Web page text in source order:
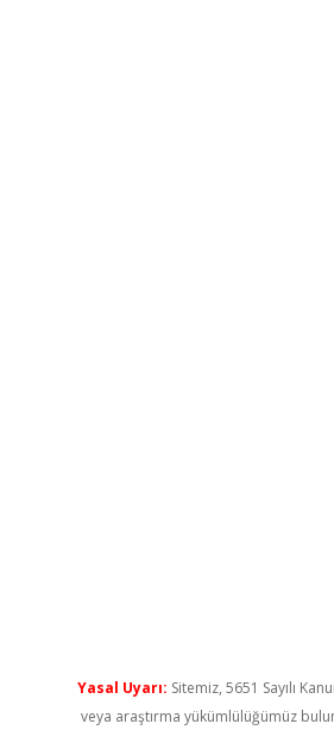
Yasal Uyarı: Sitemiz, 5651 Sayılı
veya araştırma yükümlülüğümüz